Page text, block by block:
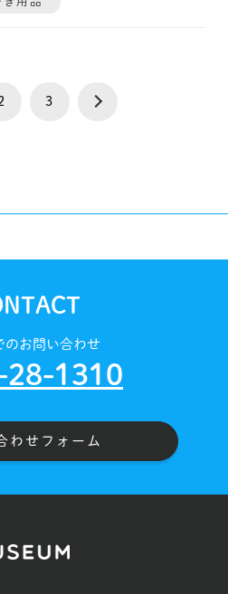
3
のお問い合わせ
28-1310
わせフォーム